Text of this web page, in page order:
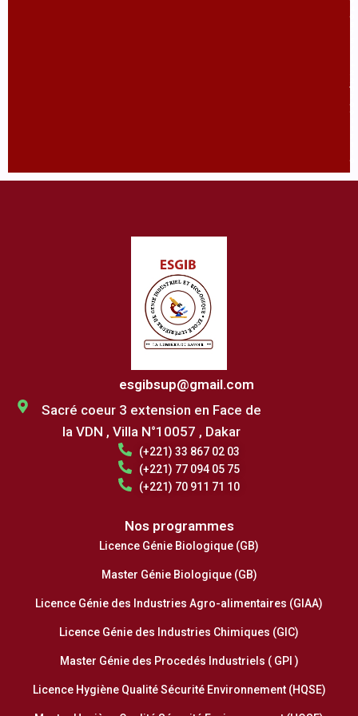
0
1)
0
0
esgibsup@gmail.com
Sacré coeur 3 extension en Face de
la VDN , Villa N°10057 , Dakar
(+221) 33 867 02 03
(+221) 77 094 05 75
(+221) 70 911 71 10
Nos programmes
Licence Génie Biologique (GB)
Master Génie Biologique (GB)
Licence Génie des Industries Agro-alimentaires (GIAA)
Licence Génie des Industries Chimiques (GIC)
Master Génie des Procedés Industriels ( GPI )
Licence Hygiène Qualité Sécurité Environnement (HQSE)